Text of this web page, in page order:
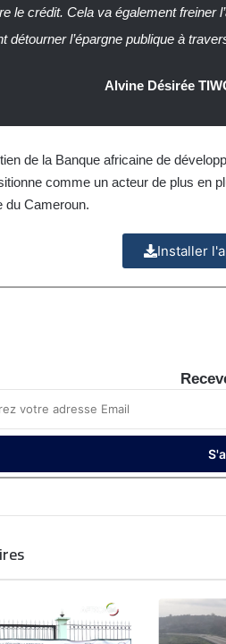
le crédit. Cela va également freiner
détourner l’épargne publique à
Alvine Désirée
de la Banque africaine de
comme un acteur de plus en
du Cameroun.
Installer